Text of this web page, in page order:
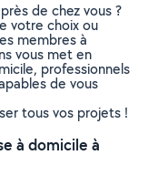
de chez vous ?
votre choix ou
membres à
vous met en
professionnels
de vous
tous vos projets !
à domicile à